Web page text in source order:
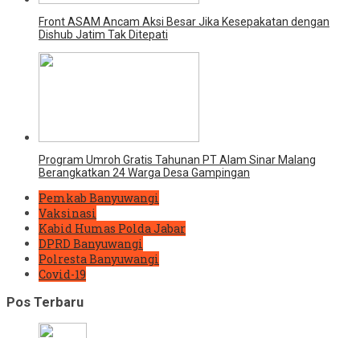
Front ASAM Ancam Aksi Besar Jika Kesepakatan dengan
Dishub Jatim Tak Ditepati
Program Umroh Gratis Tahunan PT Alam Sinar Malang
Berangkatkan 24 Warga Desa Gampingan
Pemkab Banyuwangi
Vaksinasi
Kabid Humas Polda Jabar
DPRD Banyuwangi
Polresta Banyuwangi
Covid-19
Pos Terbaru